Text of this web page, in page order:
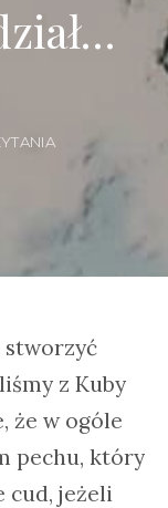
stworzyć
z Kuby
że w ogóle
pechu, który
cud, jeżeli